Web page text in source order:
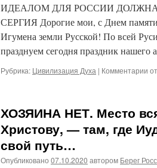
ИДЕАЛОМ ДЛЯ РОССИИ
СЕРГИЯ Дорогие мои, с Днем памяти
Игумена земли Русской! По всей
празднуем сегодня праздник
Рубрика: Цивилизация Духа | Комментарии к
ХОЗЯИНА НЕТ. Место
Христову, — там, где
свой путь…
Опубликовано 07.10.2020 автором Берег